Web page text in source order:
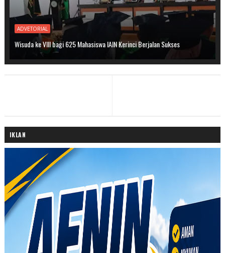
ADVETORIAL
Wisuda ke VIII bagi 625 Mahasiswa IAIN Kerinci Berjalan Sukses
IKLAN